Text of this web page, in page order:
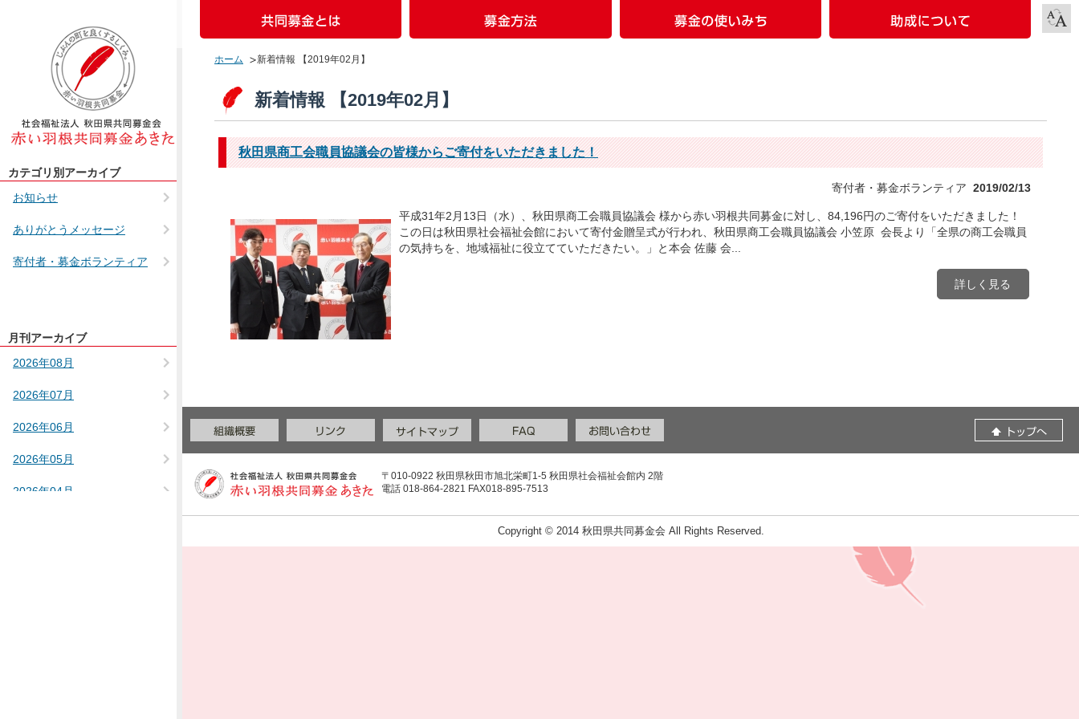
カテゴリ別アーカイブ
お知らせ
ありがとうメッセージ
寄付者・募金ボランティア
月刊アーカイブ
2026年08月
2026年07月
2026年06月
2026年05月
2026年04月
ホーム 新着情報 【2019年02月】
新着情報 【2019年02月】
秋田県商工会職員協議会の皆様からご寄付をいただきました！
寄付者・募金ボランティア 2019/02/13
平成31年2月13日（水）、秋田県商工会職員協議会 様から赤い羽根共同募金に対し、84,196円のご寄付をいただきました！
この日は秋田県社会福祉会館において寄付金贈呈式が行われ、秋田県商工会職員協議会 小笠原 会長より「全県の商工会職員
の気持ちを、地域福祉に役立てていただきたい。」と本会 佐藤 会...
詳しく見る
〒010-0922 秋田県秋田市旭北栄町1-5 秋田県社会福祉会館内 2階
電話 018-864-2821 FAX018-895-7513
Copyright © 2014 秋田県共同募金会 All Rights Reserved.